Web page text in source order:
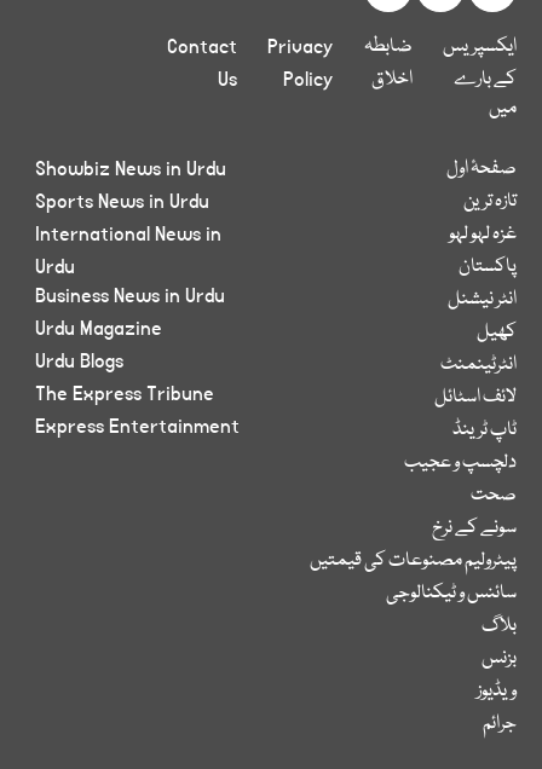
ایکسپریس
کے بارے
میں
ضابطہ
اخلاق
Privacy
Policy
Contact
Us
صفحۂ اول
تازہ ترین
غزہ لہو لہو
پاکستان
انٹر نیشنل
کھیل
انٹرٹینمنٹ
لائف اسٹائل
ٹاپ ٹرینڈ
دلچسپ و عجیب
صحت
سونے کے نرخ
پیٹرولیم مصنوعات کی قیمتیں
سائنس و ٹیکنالوجی
بلاگ
بزنس
ویڈیوز
جرائم
Showbiz News in Urdu
Sports News in Urdu
International News in
Urdu
Business News in Urdu
Urdu Magazine
Urdu Blogs
The Express Tribune
Express Entertainment